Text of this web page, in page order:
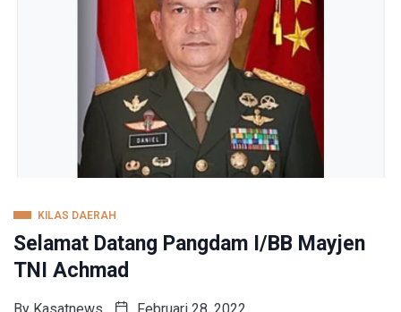
KILAS DAERAH
Selamat Datang Pangdam I/BB Mayjen
TNI Achmad
By Kasatnews Februari 28, 2022